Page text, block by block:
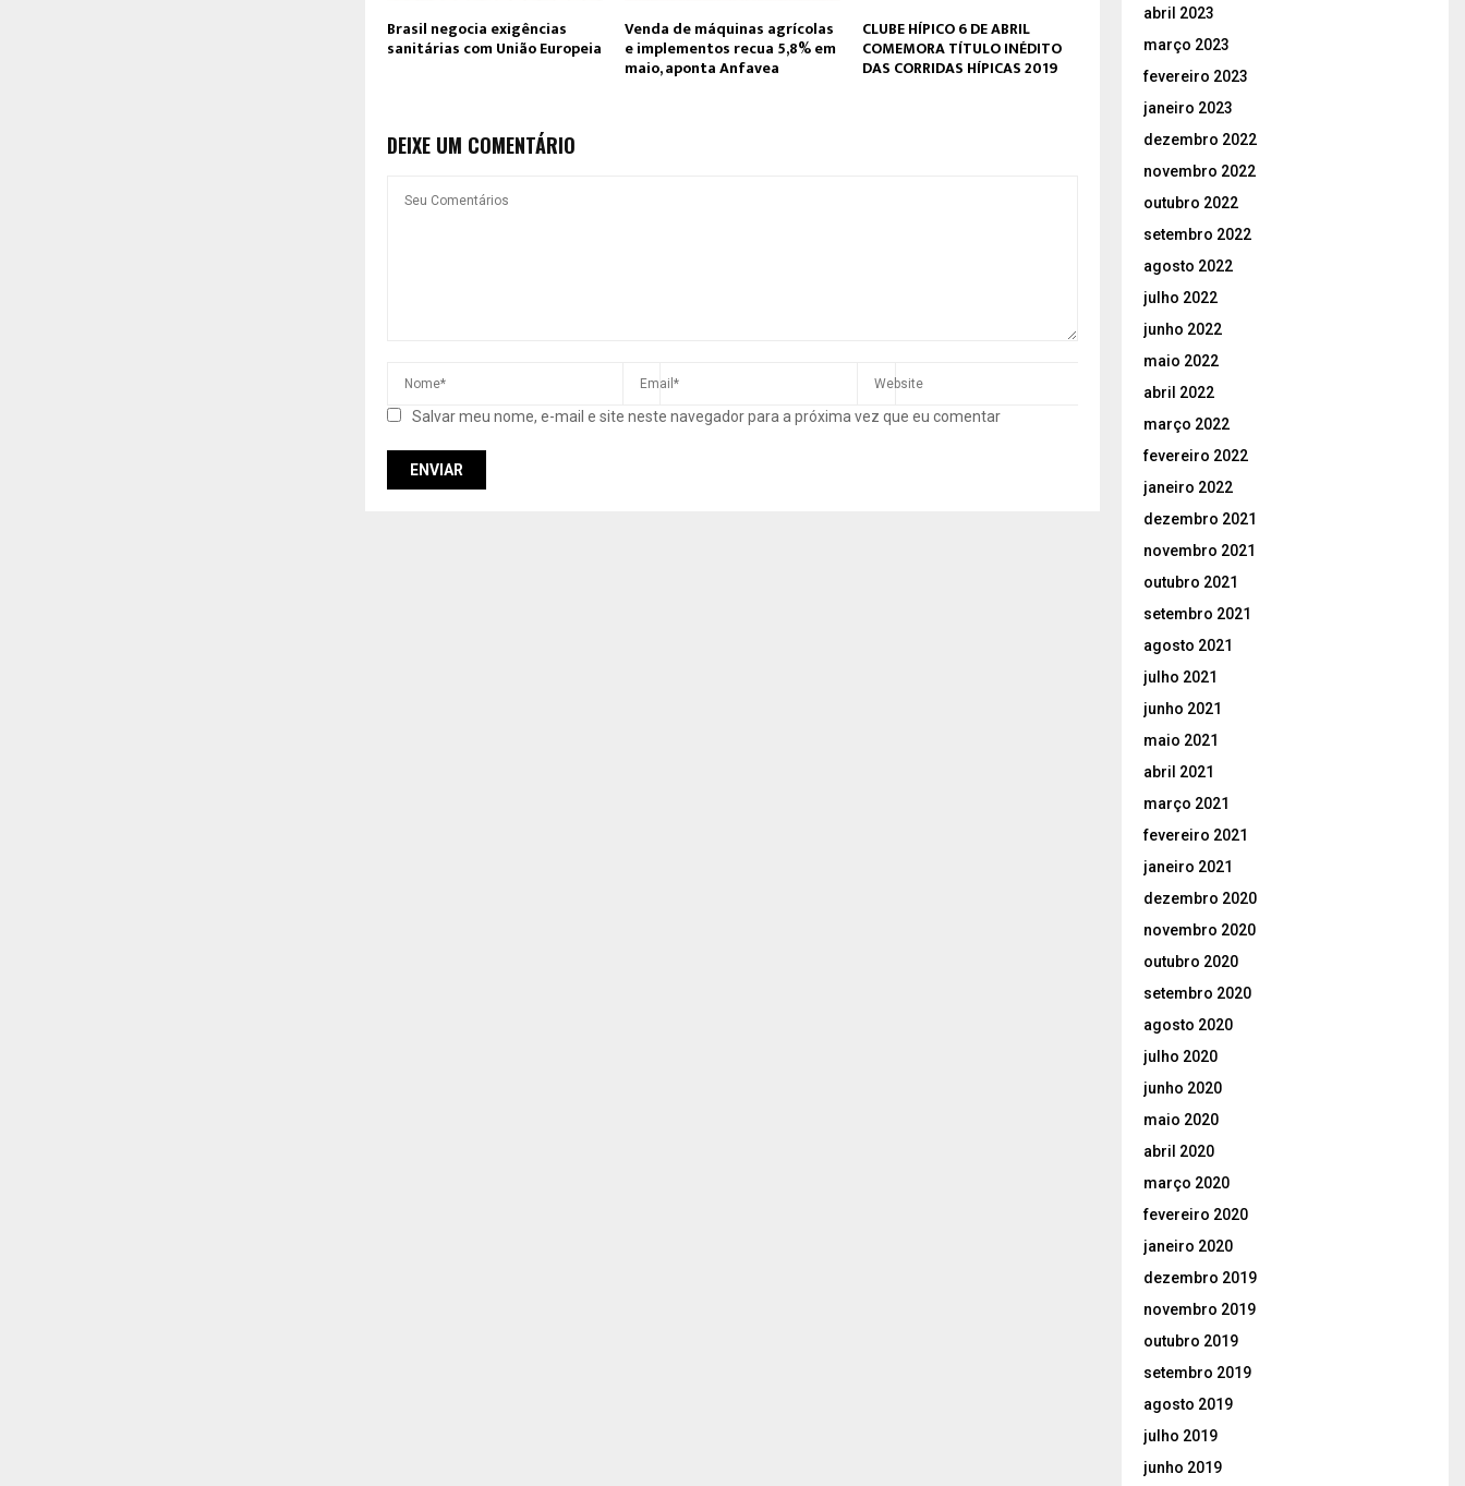
Brasil negocia exigências
sanitárias com União Europeia
Venda de máquinas agrícolas
e implementos recua 5,8% em
maio, aponta Anfavea
CLUBE HÍPICO 6 DE ABRIL
COMEMORA TÍTULO INÉDITO
DAS CORRIDAS HÍPICAS 2019
DEIXE UM COMENTÁRIO
Salvar meu nome, e-mail e site neste navegador para a próxima vez que eu comentar
abril 2023
março 2023
fevereiro 2023
janeiro 2023
dezembro 2022
novembro 2022
outubro 2022
setembro 2022
agosto 2022
julho 2022
junho 2022
maio 2022
abril 2022
março 2022
fevereiro 2022
janeiro 2022
dezembro 2021
novembro 2021
outubro 2021
setembro 2021
agosto 2021
julho 2021
junho 2021
maio 2021
abril 2021
março 2021
fevereiro 2021
janeiro 2021
dezembro 2020
novembro 2020
outubro 2020
setembro 2020
agosto 2020
julho 2020
junho 2020
maio 2020
abril 2020
março 2020
fevereiro 2020
janeiro 2020
dezembro 2019
novembro 2019
outubro 2019
setembro 2019
agosto 2019
julho 2019
junho 2019